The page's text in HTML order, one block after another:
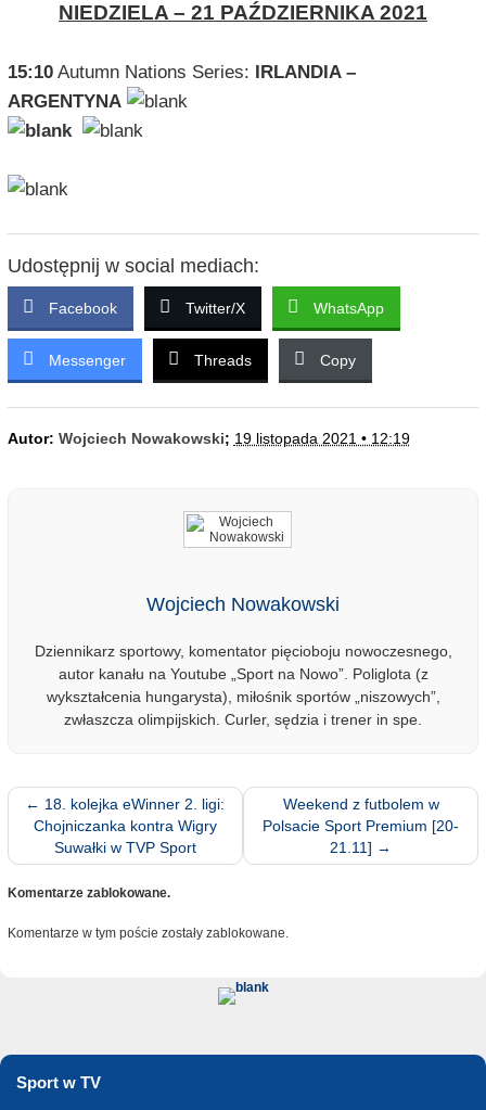
NIEDZIELA – 21 PAŹDZIERNIKA 2021
15:10Autumn Nations Series:
IRLANDIA –
ARGENTYNA
Udostępnij w social mediach:
Facebook Twitter/X WhatsApp
Messenger Threads Copy
Autor: Wojciech Nowakowski; 19 listopada 2021 • 12:19
Wojciech Nowakowski
Dziennikarz sportowy, komentator pięcioboju nowoczesnego,
autor kanału na Youtube „Sport na Nowo”. Poliglota (z
wykształcenia hungarysta), miłośnik sportów „niszowych”,
zwłaszcza olimpijskich. Curler, sędzia i trener in spe.
← 18. kolejka eWinner 2. ligi:
Chojniczanka kontra Wigry
Suwałki w TVP Sport
Weekend z futbolem w
Polsacie Sport Premium [20-
21.11] →
Komentarze zablokowane.
Komentarze w tym poście zostały zablokowane.
Sport w TV